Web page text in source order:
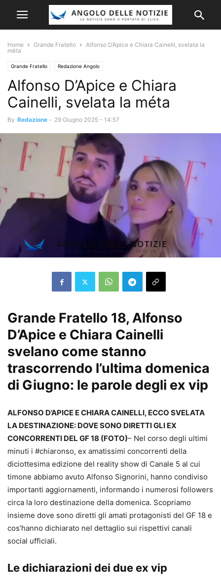
Home Grande Fratello
Alfonso D’Apice e Chiara Cainelli, svelata la
méta
Grande Fratello Redazione Angolo
Alfonso D’Apice e Chiara
Cainelli, svelata la méta
By Redazione - 29 Giugno 2025 - 14:57
Grande Fratello 18, Alfonso
D’Apice e Chiara Cainelli
svelano come stanno
trascorrendo l’ultima domenica
di Giugno: le parole degli ex vip
ALFONSO D’APICE E CHIARA CAINELLI, ECCO SVELATA
LA DESTINAZIONE: DOVE SONO DIRETTI GLI EX
CONCORRENTI DEL GF 18 (FOTO)– Nel corso degli ultimi
minuti i #chiaronso, ex amatissimi concorrenti della
diciottesima edizione del reality show di Canale 5 al cui
timone abbiamo avuto Alfonso Signorini, hanno condiviso
importanti aggiornamenti, informando i numerosi followers
circa la loro destinazione della domenica. Scopriamo
insieme dove sono diretti gli amati protagonisti del GF 18 e
cos’hanno dichiarato nel dettaglio sui rispettivi canali
social ufficiali.
Le dichiarazioni dei due ex vip